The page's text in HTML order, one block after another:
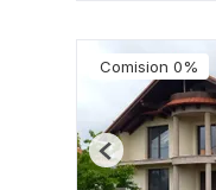
Comision 0%
Previous